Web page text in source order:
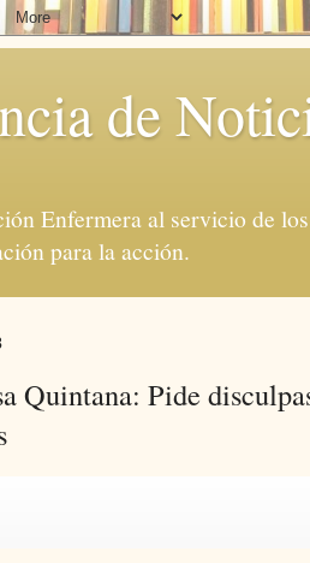
de
Enfermera al servicio de
para la acción.
Quintana: Pide